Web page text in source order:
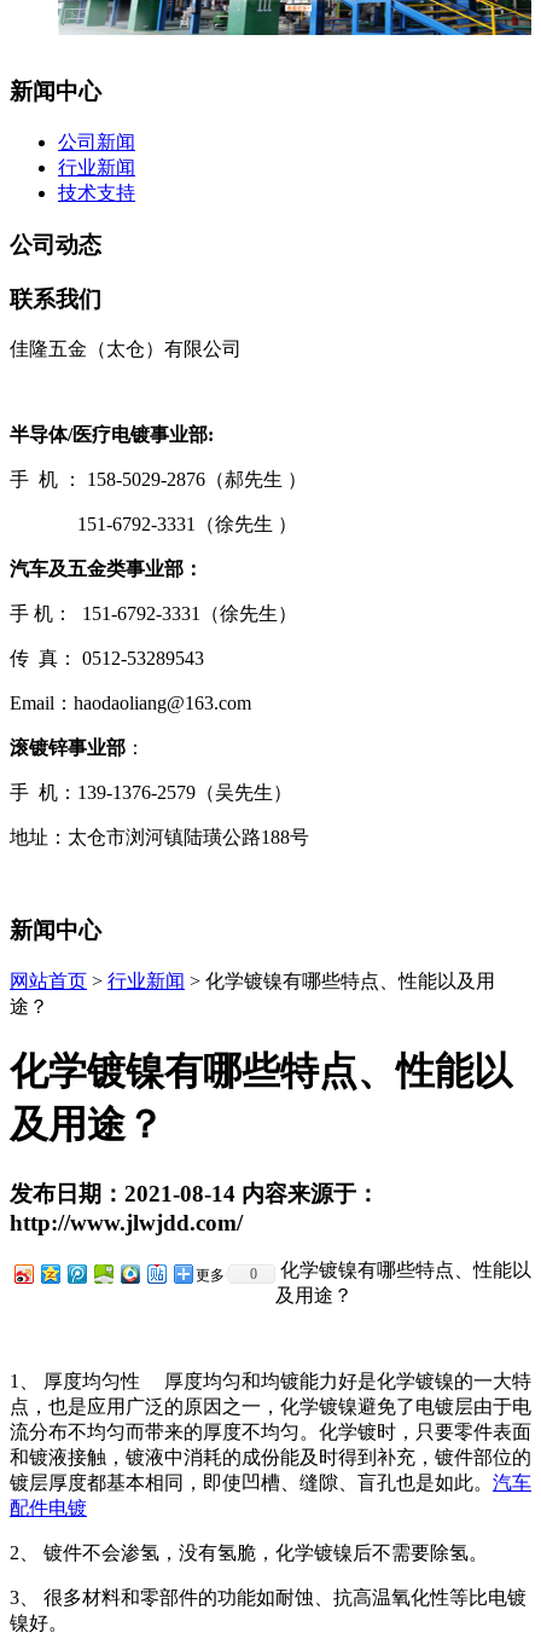
新闻中心
公司新闻
行业新闻
技术支持
公司动态
联系我们
佳隆五金（太仓）有限公司
半导体/医疗电镀事业部:
手 机 ： 158-5029-2876（郝先生 ）
151-6792-3331（徐先生 ）
汽车及五金类事业部：
手 机： 151-6792-3331（徐先生）
传 真： 0512-53289543
Email：haodaoliang@163.com
滚镀锌事业部 ：
手 机：139-1376-2579（吴先生）
地址：太仓市浏河镇陆璜公路188号
新闻中心
网站首页 > 行业新闻 > 化学镀镍有哪些特点、性能以及用
途？
化学镀镍有哪些特点、性能以
及用途？
发布日期：2021-08-14 内容来源于：
http://www.jlwjdd.com/
更多 0
化学镀镍有哪些特点、性能以
及用途？
1、 厚度均匀性 厚度均匀和均镀能力好是化学镀镍的一大特
点，也是应用广泛的原因之一，化学镀镍避免了电镀层由于电
流分布不均匀而带来的厚度不均匀。化学镀时，只要零件表面
和镀液接触，镀液中消耗的成份能及时得到补充，镀件部位的
镀层厚度都基本相同，即使凹槽、缝隙、盲孔也是如此。 汽车
配件电镀
2、 镀件不会渗氢，没有氢脆，化学镀镍后不需要除氢。
3、 很多材料和零部件的功能如耐蚀、抗高温氧化性等比电镀
镍好。